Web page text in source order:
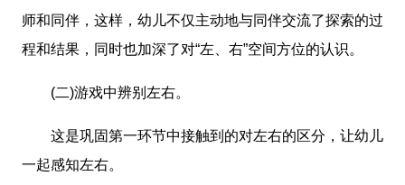
师和同伴，这样，幼儿不仅主动地与同伴交流了探索的过
程和结果，同时也加深了对“左、右”空间方位的认识。
(二)游戏中辨别左右。
这是巩固第一环节中接触到的对左右的区分，让幼儿
一起感知左右。